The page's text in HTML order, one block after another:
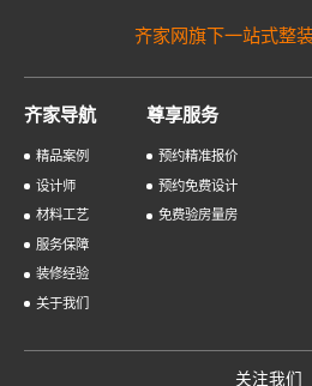
齐家网旗下一站式整
齐家导航
精品案例
设计师
材料工艺
服务保障
装修经验
关于我们
尊享服务
预约精准报价
预约免费设计
免费验房量房
关注我们